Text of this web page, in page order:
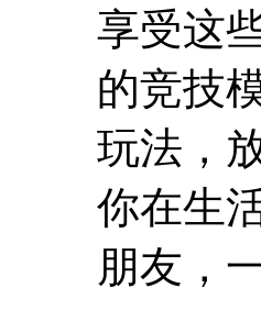
享受这
的竞技
玩法，
你在生
朋友，